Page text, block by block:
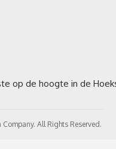
All Rights Reserved.